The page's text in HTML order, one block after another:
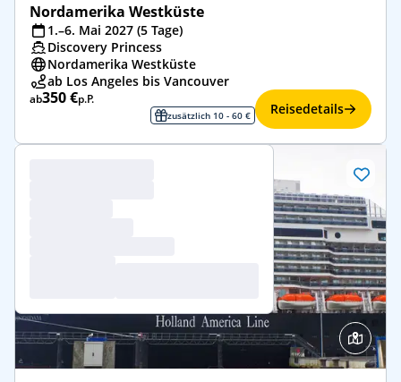
Nordamerika Westküste
1.–6. Mai 2027 (5 Tage)
Discovery Princess
Nordamerika Westküste
ab Los Angeles bis Vancouver
ab350 €p.P.
zusätzlich 10 - 60 € Reisedetails